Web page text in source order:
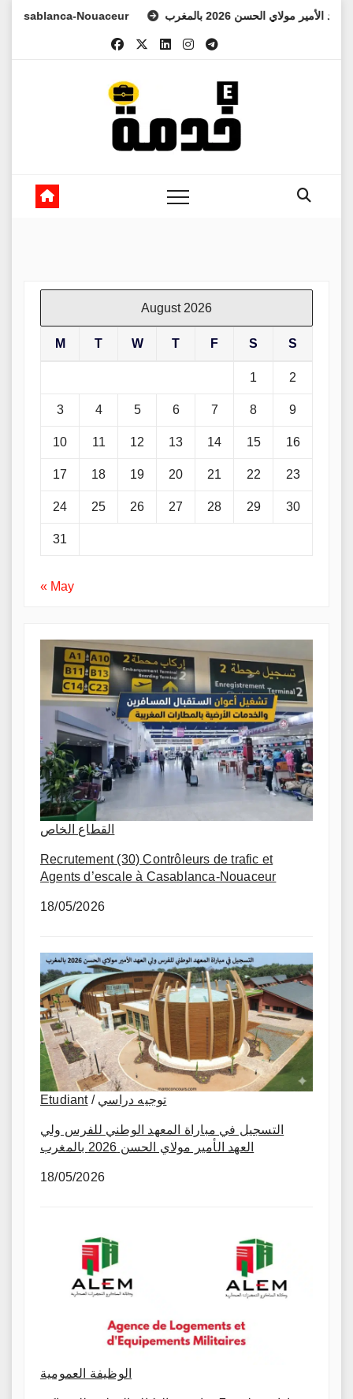
Nouaceur العهد الأمير مولاي الحسن 2026 بالمغرب
August 2026
M T W T F S S
1 2
3 4 5 6 7 8 9
10 11 12 13 14 15 16
17 18 19 20 21 22 23
24 25 26 27 28 29 30
31
« May
القطاع الخاص
Recrutement (30) Contrôleurs de trafic et
Agents d’escale à Casablanca-Nouaceur
18/05/2026
Etudiant/ توجيه دراسي
التسجيل في مباراة المعهد الوطني للفرس ولي
العهد الأمير مولاي الحسن 2026 بالمغرب
18/05/2026
الوظيفة العمومية